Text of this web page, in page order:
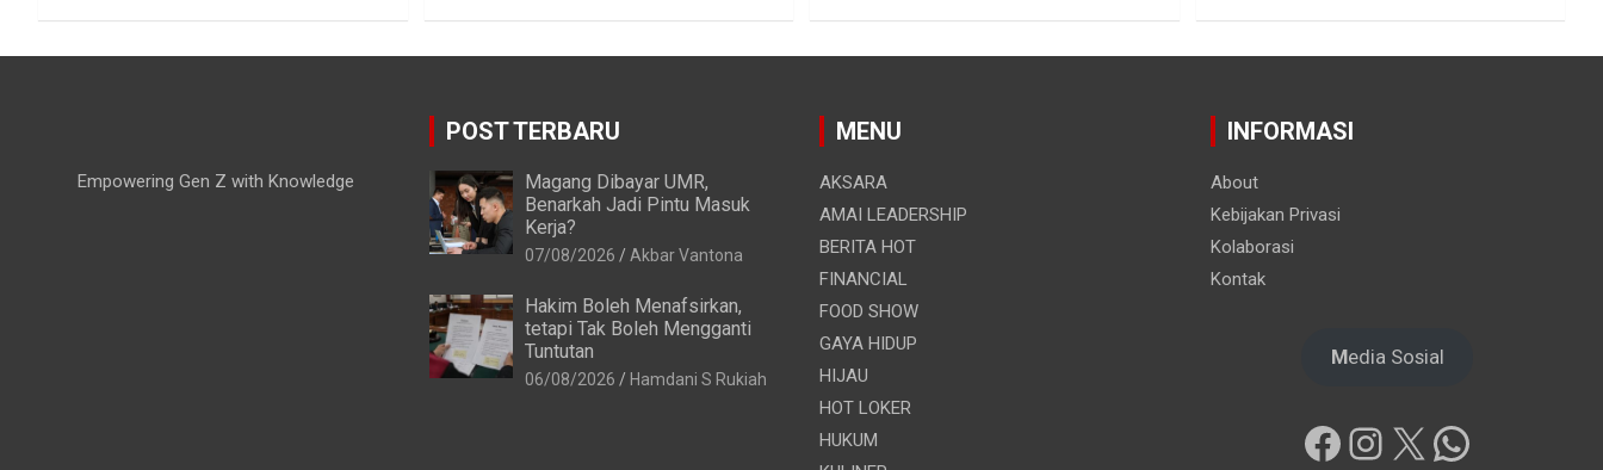
Empowering Gen Z with Knowledge
POST TERBARU
Magang Dibayar UMR,
Benarkah Jadi Pintu Masuk
Kerja?
07/08/2026 Akbar Vantona
Hakim Boleh Menafsirkan,
tetapi Tak Boleh Mengganti
Tuntutan
06/08/2026 Hamdani S Rukiah
MENU
AKSARA
AMAI LEADERSHIP
BERITA HOT
FINANCIAL
FOOD SHOW
GAYA HIDUP
HIJAU
HOT LOKER
HUKUM
INFORMASI
About
Kebijakan Privasi
Kolaborasi
Kontak
Media Sosial
Facebook
Instagram
X